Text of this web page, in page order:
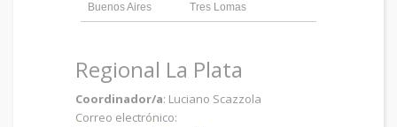
Buenos Aires Tres Lomas
Regional La Plata
Coordinador/a: Luciano Scazzola
Correo electrónico: